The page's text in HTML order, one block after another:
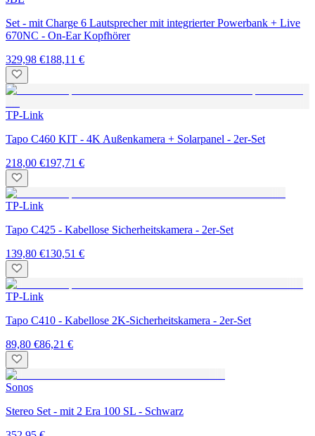
Set - mit Charge 6 Lautsprecher mit integrierter Powerbank + Live
670NC - On-Ear Kopfhörer
329,98 €188,11 €
TP-Link
Tapo C460 KIT - 4K Außenkamera + Solarpanel - 2er-Set
218,00 €197,71 €
TP-Link
Tapo C425 - Kabellose Sicherheitskamera - 2er-Set
139,80 €130,51 €
TP-Link
Tapo C410 - Kabellose 2K-Sicherheitskamera - 2er-Set
89,80 €86,21 €
Sonos
Stereo Set - mit 2 Era 100 SL - Schwarz